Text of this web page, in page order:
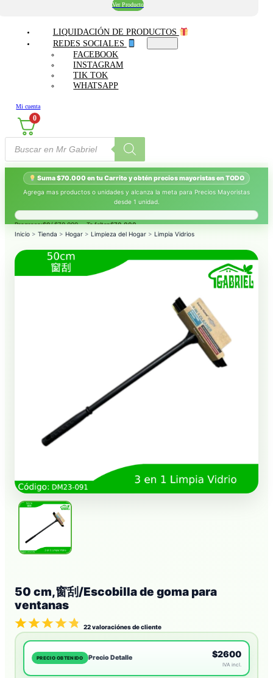
Ver Producto
LIQUIDACIÓN DE PRODUCTOS
REDES SOCIALES
FACEBOOK
INSTAGRAM
TIK TOK
WHATSAPP
Mi cuenta
0
Búsqueda
productos
Suma $70.000 en tu Carrito y obtén precios mayoristas en TODO
Agrega mas productos o unidades y alcanza la meta para Precios Mayoristas
desde 1 unidad.
Progreso:$0/ $70.000 — Te faltan$70.000.
Inicio > Tienda > Hogar > Limpieza del Hogar > Limpia Vidrios
50 cm,窗刮/Escobilla de goma para
ventanas
22valoraciónes de cliente
PRECIO OBTENIDO Precio Detalle $2600
IVA incl.